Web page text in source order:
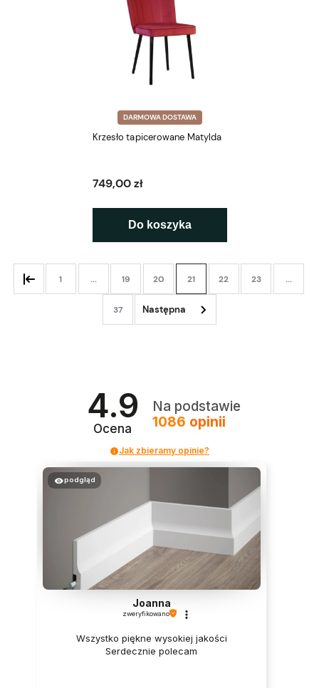
DARMOWA DOSTAWA
Krzesło tapicerowane Matylda
749,00 zł
Do koszyka
1 ... 19 20 21 22 23 ...
37
4.9
Ocena
Na podstawie
1086 opinii
Jak zbieramy opinie?
podgląd
Joanna
zweryfikowano
Wszystko piękne wysokiej jakości
Serdecznie polecam